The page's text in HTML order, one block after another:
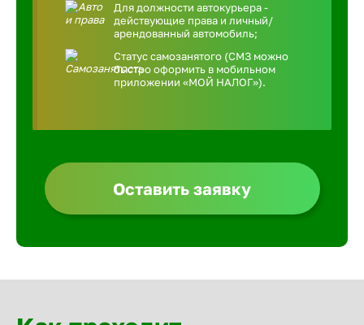
Для должности автокурьера -
действующие права и личный/
арендованный автомобиль;
Статус самозанятого (СМЗ можно
быстро оформить в мобильном
приложении «МОЙ НАЛОГ»).
Оставить заявку